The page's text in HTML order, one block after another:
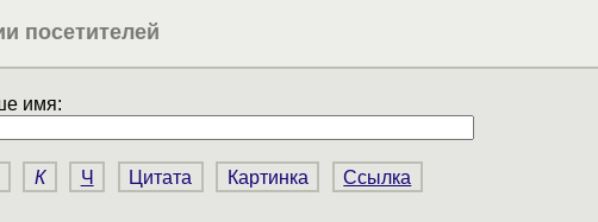
посетителей
имя:
К Ч Цитата Картинка Ссылка